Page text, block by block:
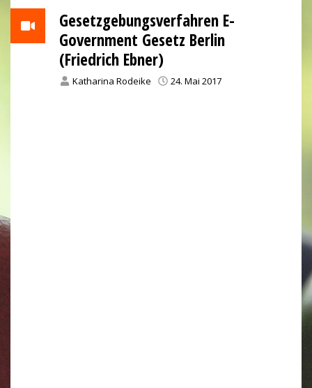
Gesetzgebungsverfahren E-
Government Gesetz Berlin
(Friedrich Ebner)
Katharina Rodeike 24. Mai 2017